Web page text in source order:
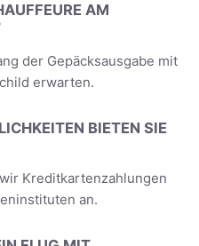
AM
der Gepäcksausgabe mit
erwarten.
BIETEN SIE
Kreditkartenzahlungen
an.